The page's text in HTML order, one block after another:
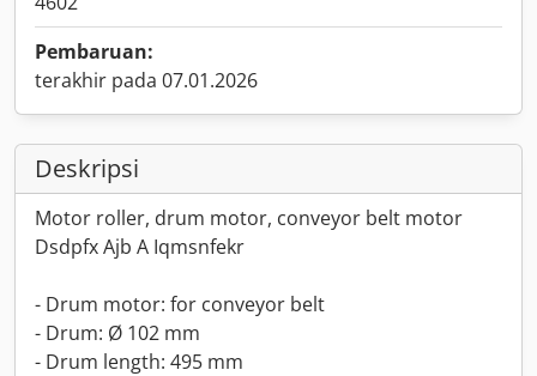
Pembaruan:
terakhir pada 07.01.2026
Deskripsi
Motor roller, drum motor, conveyor belt motor
Dsdpfx Ajb A Iqmsnfekr
- Drum motor: for conveyor belt
- Drum: Ø 102 mm
- Drum length: 495 mm